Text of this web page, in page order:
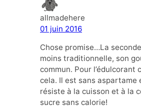
allmadehere
01 juin 2016
Chose promise…La
moins traditionnelle, son
commun. Pour l’édulcorant
cela. Il est sans aspartame
résiste à la cuisson et à la
sucre sans calorie!